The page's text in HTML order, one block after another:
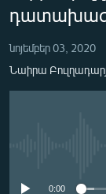
ԻՐԱՎՈՒՆՔ
ՂԱՐԱԲԱՂ
նոյեմբեր 03, 2020
Նաիրա
0:00